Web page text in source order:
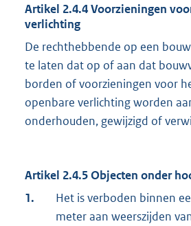
Artikel 2.4.4Voorzieningen
verlichting
De rechthebbende op een
te laten dat op of aan dat
borden of voorzieningen voor
openbare verlichting worden
onderhouden, gewijzigd of
Artikel 2.4.5Objecten onder
1.
Het is verboden binnen
meter aan weerszijden